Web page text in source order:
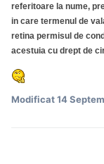
referitoare la nume,
in care termenul de
retina permisul de
acestuia cu drept de
Modificat14